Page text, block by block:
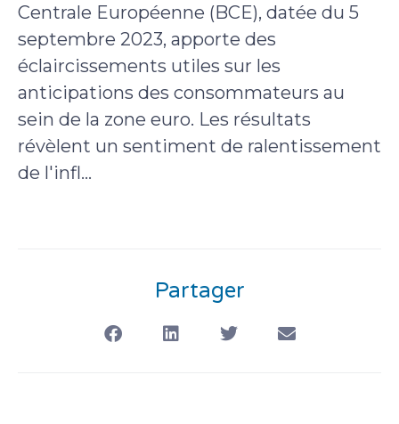
Centrale Européenne (BCE), datée du 5
septembre 2023, apporte des
éclaircissements utiles sur les
anticipations des consommateurs au
sein de la zone euro. Les résultats
révèlent un sentiment de ralentissement
de l'infl...
Partager